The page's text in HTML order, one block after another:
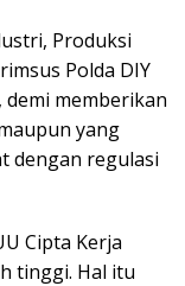
Produksi
Polda DIY
demi memberikan
yang
dengan regulasi
Cipta Kerja
tinggi. Hal itu